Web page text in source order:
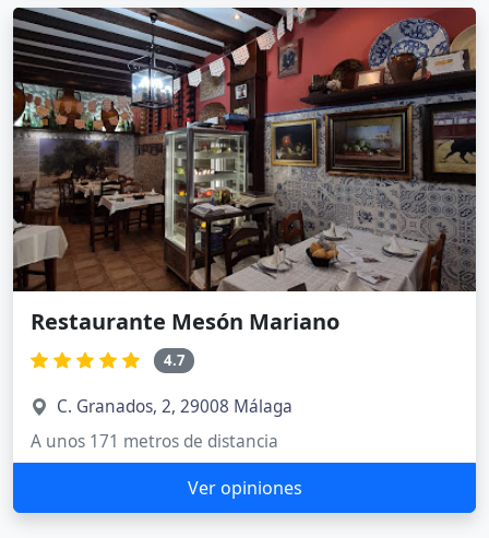
Restaurante Mesón Mariano
4.7
C. Granados, 2, 29008 Málaga
A unos 171 metros de distancia
Ver opiniones